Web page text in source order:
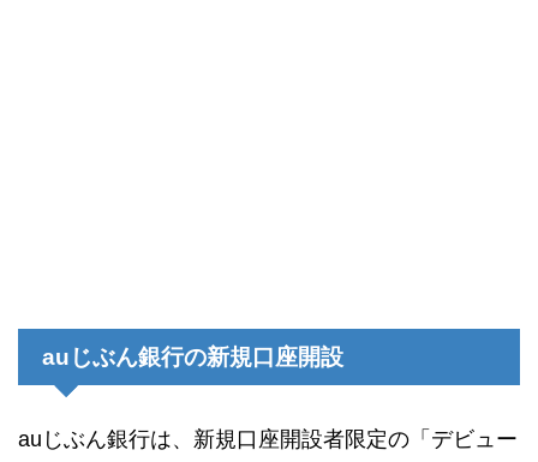
auじぶん銀行の新規口座開設
auじぶん銀行は、新規口座開設者限定の「デビュー